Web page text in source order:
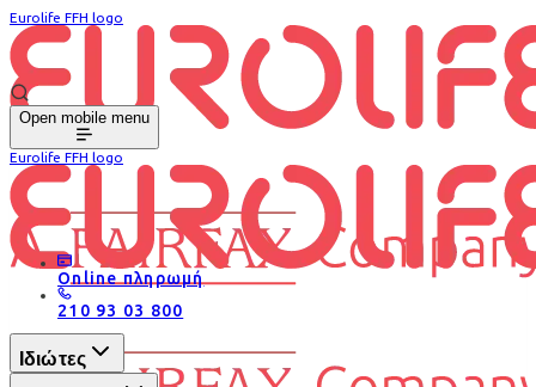
Eurolife FFH logo
Open mobile menu
Eurolife FFH logo
Online πληρωμή
210 93 03 800
Ιδιώτες